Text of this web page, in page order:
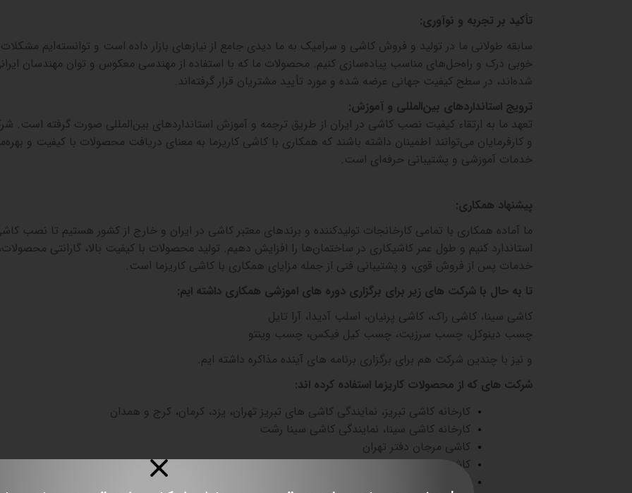
تأکید بر تجربه و نوآوری:
سابقه طولانی ما در تولید و فروش کاشی و سرامیک به ما دیدی جامع از نیازهای بازار داده است و توانسته‌ایم مشکلات
خوبی درک و راه‌حل‌های مناسب پیاده‌سازی کنیم. محصولات ما که با استفاده از مهندسی معکوس و توان مهندسان
شده‌اند، در سطح کیفیت جهانی عرضه شده و مورد تأیید مشتریان قرار گرفته‌اند.
ترویج استانداردهای بین‌المللی و آموزش:
تعهد ما به ارتقاء کیفیت نصب کاشی در ایران از طریق ترجمه و آموزش استانداردهای بین‌المللی صورت گرفته است.
و کارفرمایان می‌توانند اطمینان داشته باشند که همکاری با کاشی کاریزما به معنای دریافت محصولات با کیفیت و
خدمات آموزشی و پشتیبانی حرفه‌ای است.
پیشنهاد همکاری:
ما آماده همکاری با تمامی کارخانجات تولیدکننده و برندهای معتبر کاشی در ایران و خارج از کشور هستیم تا نصب
استاندارد کنیم و طول عمر کاشیکاری در ساختمان‌ها را افزایش دهیم. تولید محصولات با کیفیت بالا، گارانتی
خدمات پس از فروش قوی، و پشتیبانی فنی از جمله مزایای همکاری با کاشی کاریزما است.
تا به حال با شرکت های زیر برای برگزاری دوره های اموزشی همکاری داشته ایم:
کاشی سینا، کاشی راک، کاشی پرنیان، اسلب آدیدا، آرا تایل
چسب دینوکل، چسب سرزیت، چسب کیل فیکس، چسب وینتو
و نیز با چندین شرکت هم برای برگزاری برنامه های آینده مذاکره داشته ایم.
شرکت های که از محصولات کاریزما استفاده کرده اند:
کارخانه کاشی تبریز، نمایندگی کاشی های تبریز تهران، یزد، کرمان، کرج و همدان
کارخانه کاشی سینا، نمایندگی کاشی سینا رشت
کاشی مرجان دفتر تهران
کاشی راک دفتر تهران